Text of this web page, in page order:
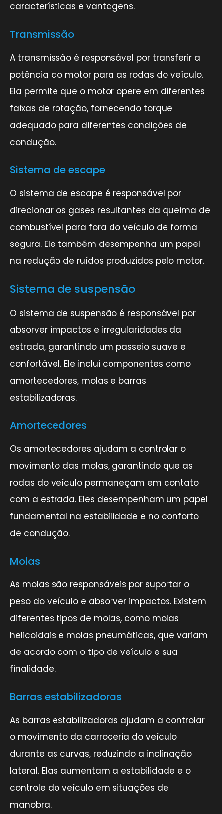
características e vantagens.
Transmissão
A transmissão é responsável por transferir a
potência do motor para as rodas do veículo.
Ela permite que o motor opere em diferentes
faixas de rotação, fornecendo torque
adequado para diferentes condições de
condução.
Sistema de escape
O sistema de escape é responsável por
direcionar os gases resultantes da queima de
combustível para fora do veículo de forma
segura. Ele também desempenha um papel
na redução de ruídos produzidos pelo motor.
Sistema de suspensão
O sistema de suspensão é responsável por
absorver impactos e irregularidades da
estrada, garantindo um passeio suave e
confortável. Ele inclui componentes como
amortecedores, molas e barras
estabilizadoras.
Amortecedores
Os amortecedores ajudam a controlar o
movimento das molas, garantindo que as
rodas do veículo permaneçam em contato
com a estrada. Eles desempenham um papel
fundamental na estabilidade e no conforto
de condução.
Molas
As molas são responsáveis por suportar o
peso do veículo e absorver impactos. Existem
diferentes tipos de molas, como molas
helicoidais e molas pneumáticas, que variam
de acordo com o tipo de veículo e sua
finalidade.
Barras estabilizadoras
As barras estabilizadoras ajudam a controlar
o movimento da carroceria do veículo
durante as curvas, reduzindo a inclinação
lateral. Elas aumentam a estabilidade e o
controle do veículo em situações de
manobra.